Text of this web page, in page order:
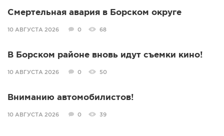
Смертельная авария в Борском округе
10 АВГУСТА 2026 0 68
В Борском районе вновь идут съемки кино!
10 АВГУСТА 2026 0 50
Вниманию автомобилистов!
10 АВГУСТА 2026 0 39